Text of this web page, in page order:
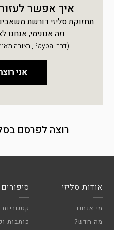
איך אפשר
תחזוקת סליזי דורשת
וזה אנונימי, אנחנו
(דרך Paypal, בצורה מאובטחת, אנונימית ומהירה)
רוצה לפרסם
אודות סליזי
מי אנחנו
מה חדש?
סיפורים
קטגוריות
כותבות